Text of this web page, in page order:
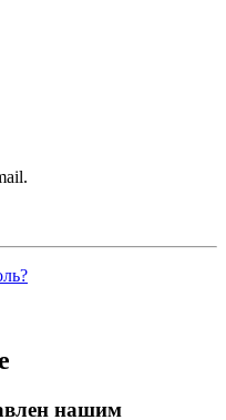
нашим